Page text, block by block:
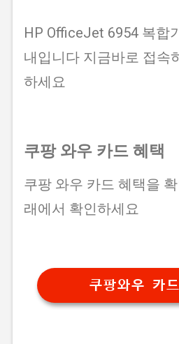
HP OfficeJet 6954 복합
내입니다 지금바로 접속
하세요
쿠팡 와우 카드 혜택
쿠팡 와우 카드 혜택을
래에서 확인하세요
쿠팡와우 카